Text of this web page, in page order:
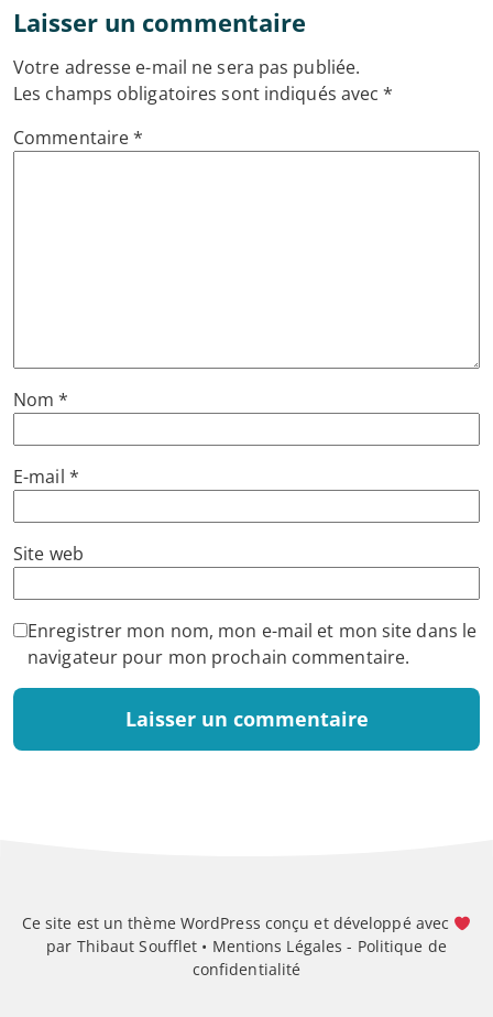
Laisser un commentaire
Votre adresse e-mail ne sera pas publiée.
Les champs obligatoires sont indiqués avec*
Commentaire*
Nom*
E-mail *
Site web
Enregistrer mon nom, mon e-mail et mon site dans le
navigateur pour mon prochain commentaire.
Ce site est un thème WordPress conçu et développé avec
par Thibaut Soufflet • Mentions Légales - Politique de
confidentialité